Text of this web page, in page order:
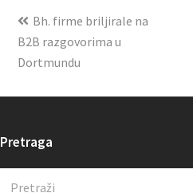
Bh. firme briljirale na
B2B razgovorima u
Dortmundu
Pretraga